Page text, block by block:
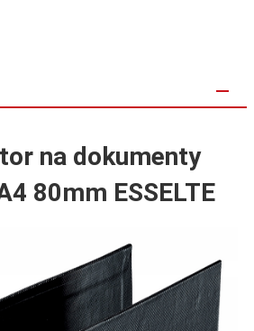
na dokumenty
80mm ESSELTE